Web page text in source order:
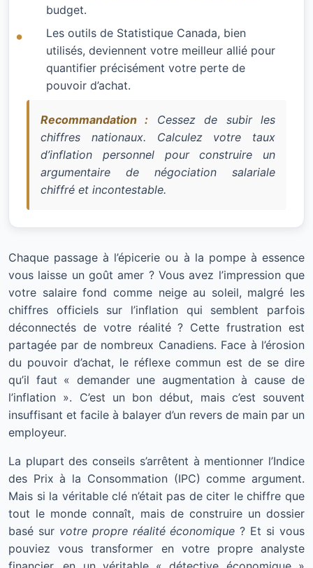
budget.
Les outils de Statistique Canada, bien
utilisés, deviennent votre meilleur allié pour
quantifier précisément votre perte de
pouvoir d’achat.
Recommandation : Cessez de subir les
chiffres nationaux. Calculez votre taux
d’inflation personnel pour construire un
argumentaire de négociation salariale
chiffré et incontestable.
Chaque passage à l’épicerie ou à la pompe à essence
vous laisse un goût amer ? Vous avez l’impression que
votre salaire fond comme neige au soleil, malgré les
chiffres officiels sur l’inflation qui semblent parfois
déconnectés de votre réalité ? Cette frustration est
partagée par de nombreux Canadiens. Face à l’érosion
du pouvoir d’achat, le réflexe commun est de se dire
qu’il faut « demander une augmentation à cause de
l’inflation ». C’est un bon début, mais c’est souvent
insuffisant et facile à balayer d’un revers de main par un
employeur.
La plupart des conseils s’arrêtent à mentionner l’Indice
des Prix à la Consommation (IPC) comme argument.
Mais si la véritable clé n’était pas de citer le chiffre que
tout le monde connaît, mais de construire un dossier
basé sur votre propre réalité économique ? Et si vous
pouviez vous transformer en votre propre analyste